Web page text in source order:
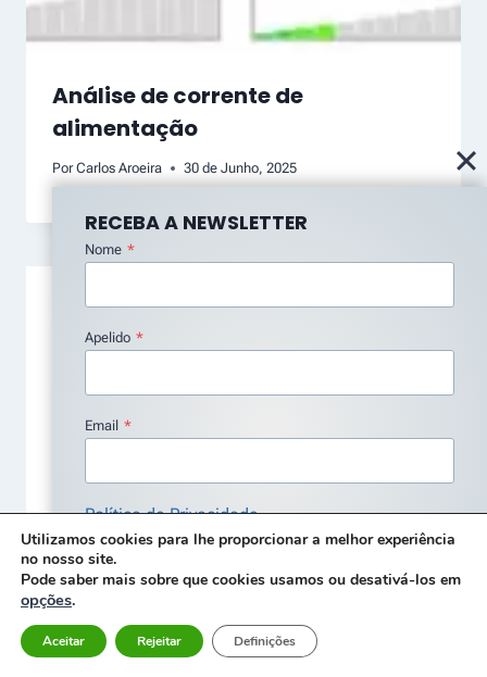
Análise de corrente de
alimentação
Por Carlos Aroeira 30 de Junho, 2025
Analisador de vibrações 4 – o
Zoom
Por
RECEBA A NEWSLETTER
Nome *
Apelido *
Email *
Política de Privacidade
Concordo com a Política de Privacidade *
Utilizamos cookies para lhe proporcionar a melhor experiência
no nosso site.
Pode saber mais sobre que cookies usamos ou desativá-los em
opções.
Aceitar Rejeitar Definições